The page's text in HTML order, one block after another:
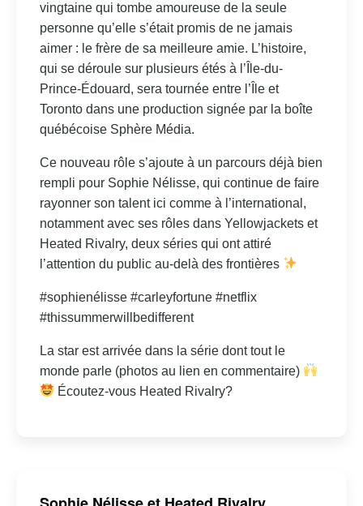
vingtaine qui tombe amoureuse de la seule
personne qu’elle s’était promis de ne jamais
aimer : le frère de sa meilleure amie. L’histoire,
qui se déroule sur plusieurs étés à l’Île-du-
Prince-Édouard, sera tournée entre l’Île et
Toronto dans une production signée par la boîte
québécoise Sphère Média.
Ce nouveau rôle s’ajoute à un parcours déjà bien
rempli pour Sophie Nélisse, qui continue de faire
rayonner son talent ici comme à l’international,
notamment avec ses rôles dans Yellowjackets et
Heated Rivalry, deux séries qui ont attiré
l’attention du public au-delà des frontières
#sophienélisse #carleyfortune #netflix
#thissummerwillbedifferent
La star est arrivée dans la série dont tout le
monde parle (photos au lien en commentaire)
Écoutez-vous Heated Rivalry?